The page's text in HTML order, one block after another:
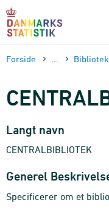
sidens
Forside
Langt navn
CENTRALBIBLIOTEK
Generel
Specificerer om et